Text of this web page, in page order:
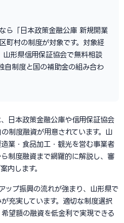
ら「日本政策金融公庫 新規開業
町村の制度が対象です。対象経
形県信用保証協会で無料相談
自制度と国の補助金の組み合わ
日本政策金融公庫や信用保証協会
制度融資が用意されています。山
業・食品加工・観光を営む事業者
制度融資まで網羅的に解説し、審
内します。
ップ振興の流れが強まり、山形県で
充実しています。適切な制度選択
望額の融資を低金利で実現できる